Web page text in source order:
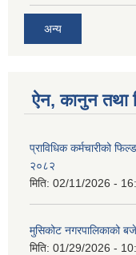
अन्य
ऐन, कानुन तथा
प्राविधिक कर्मचारीको
२०८२
मिति: 02/11/2026 -
मुसिकोट नगरपालिकाको
मिति: 01/29/2026 -